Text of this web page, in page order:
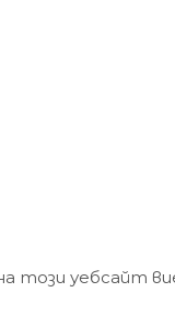
този уебсайт